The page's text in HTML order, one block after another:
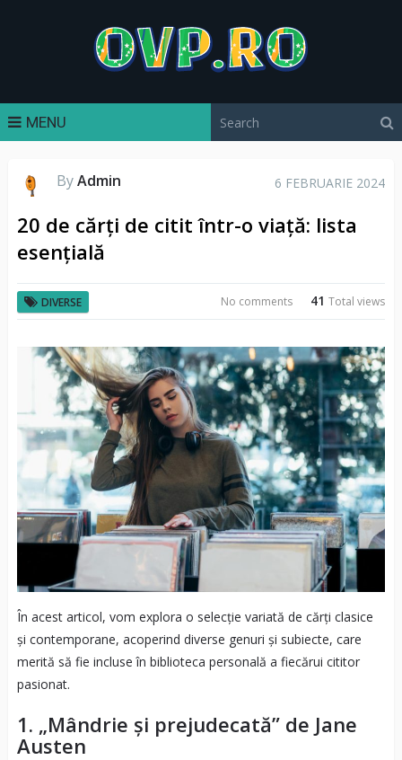
MENU
ByAdmin 6 FEBRUARIE 2024
20 de cărți de citit într-o viață: lista
esențială
DIVERSE 41Total views
No comments
În acest articol, vom explora o selecție variată de cărți clasice
și contemporane, acoperind diverse genuri și subiecte, care
merită să fie incluse în biblioteca personală a fiecărui cititor
pasionat.
1. „Mândrie și prejudecată” de Jane
Austen